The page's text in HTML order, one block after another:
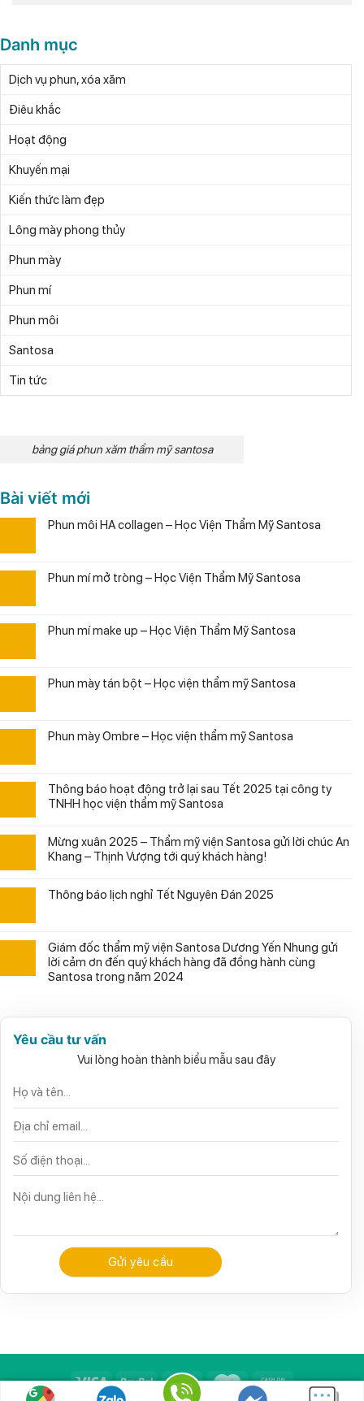
Danh mục
Dịch vụ phun, xóa xăm
Điêu khắc
Hoạt động
Khuyến mại
Kiến thức làm đẹp
Lông mày phong thủy
Phun mày
Phun mí
Phun môi
Santosa
Tin tức
bảng giá phun xăm thẩm mỹ santosa
Bài viết mới
Phun môi HA collagen – Học Viện Thẩm Mỹ Santosa
Phun mí mở tròng – Học Viện Thẩm Mỹ Santosa
Phun mí make up – Học Viện Thẩm Mỹ Santosa
Phun mày tán bột – Học viện thẩm mỹ Santosa
Phun mày Ombre – Học viện thẩm mỹ Santosa
Thông báo hoạt động trở lại sau Tết 2025 tại công ty
TNHH học viện thẩm mỹ Santosa
Mừng xuân 2025 – Thẩm mỹ viện Santosa gửi lời chúc An
Khang – Thịnh Vượng tới quý khách hàng!
Thông báo lịch nghỉ Tết Nguyên Đán 2025
Giám đốc thẩm mỹ viện Santosa Dương Yến Nhung gửi
lời cảm ơn đến quý khách hàng đã đồng hành cùng
Santosa trong năm 2024
Yêu cầu tư vấn
Vui lòng hoàn thành biểu mẫu sau đây